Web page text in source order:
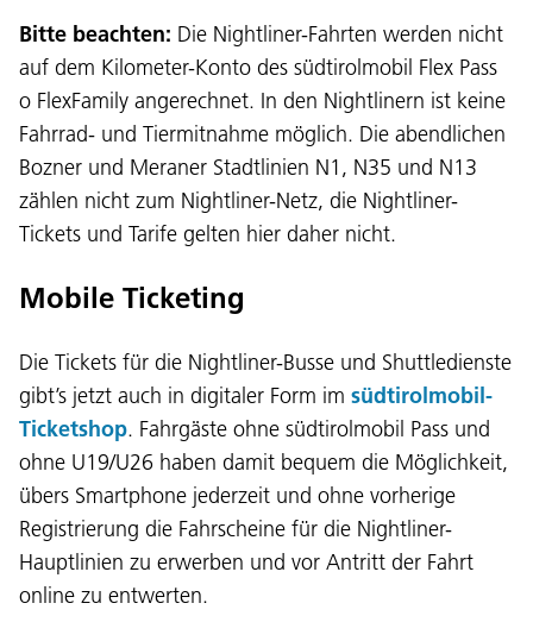
Bitte beachten: Die Nightliner-Fahrten werden nicht
auf dem Kilometer-Konto des südtirolmobil Flex Pass
o FlexFamily angerechnet. In den Nightlinern ist keine
Fahrrad- und Tiermitnahme möglich. Die abendlichen
Bozner und Meraner Stadtlinien N1, N35 und N13
zählen nicht zum Nightliner-Netz, die Nightliner-
Tickets und Tarife gelten hier daher nicht.
Mobile Ticketing
Die Tickets für die Nightliner-Busse und Shuttledienste
gibt’s jetzt auch in digitaler Form im südtirolmobil-
Ticketshop. Fahrgäste ohne südtirolmobil Pass und
ohne U19/U26 haben damit bequem die Möglichkeit,
übers Smartphone jederzeit und ohne vorherige
Registrierung die Fahrscheine für die Nightliner-
Hauptlinien zu erwerben und vor Antritt der Fahrt
online zu entwerten.